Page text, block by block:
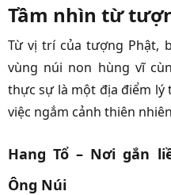
Tầm nhìn từ
Từ vị trí của tượng Phật,
vùng núi non hùng vĩ
thực sự là một địa điểm
việc ngắm cảnh thiên
Hang Tổ – Nơi gắn
Ông Núi